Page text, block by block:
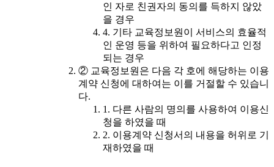
인 자로 친권자의 동의를 득하지 않았
을 경우
4. 기타 교육정보원이 서비스의 효율적
인 운영 등을 위하여 필요하다고 인정
되는 경우
② 교육정보원은 다음 각 호에 해당하는 이용
계약 신청에 대하여는 이를 거절할 수 있습니
다.
1. 다른 사람의 명의를 사용하여 이용신
청을 하였을 때
2. 이용계약 신청서의 내용을 허위로 기
재하였을 때